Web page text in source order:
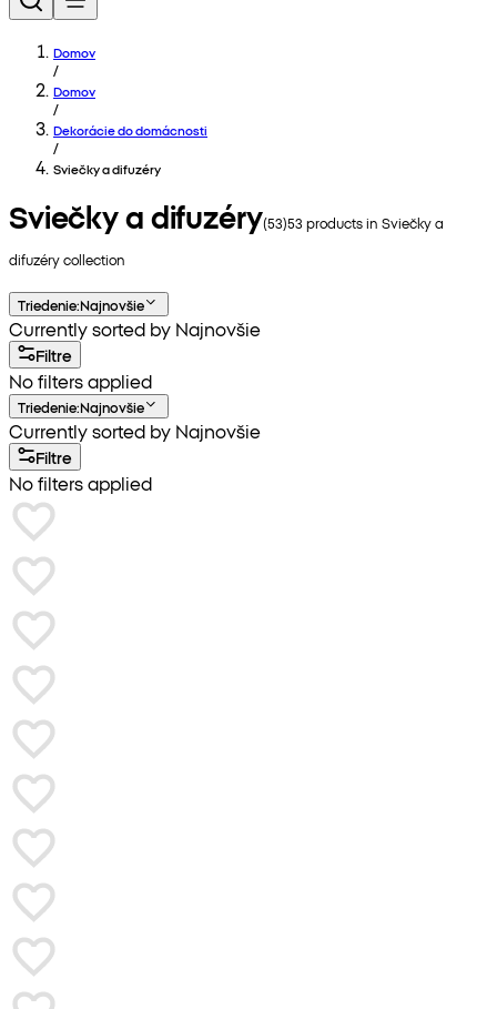
Domov
/
Domov
/
Dekorácie do domácnosti
/
Sviečky a difuzéry
Sviečky a difuzéry(53)53 products in Sviečky a
difuzérycollection
Triedenie:Najnovšie
Currently sorted by Najnovšie
Filtre
No filters applied
Triedenie:Najnovšie
Currently sorted by Najnovšie
Filtre
No filters applied